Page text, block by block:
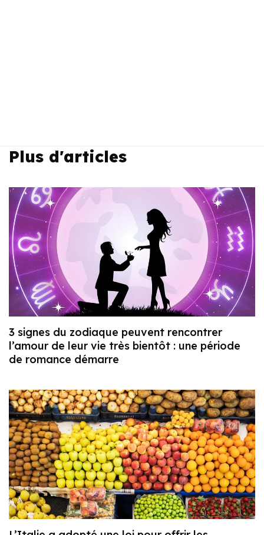
Plus d'articles
3 signes du zodiaque peuvent rencontrer
l’amour de leur vie très bientôt : une période
de romance démarre